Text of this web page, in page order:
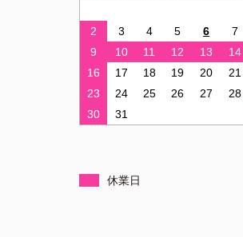
2
3 4 5 6 7
9
10 11 12 13 14
16
17 18 19 20 21
23
24 25 26 27 28
30
31
休業日